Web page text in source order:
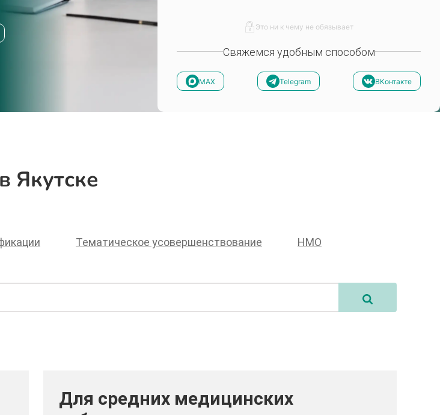
Это ни к чему не обязывает
Свяжемся удобным способом
MAX Telegram ВКонтакте
Якутске
Тематическое усовершенствование НМО
Для средних медицинских